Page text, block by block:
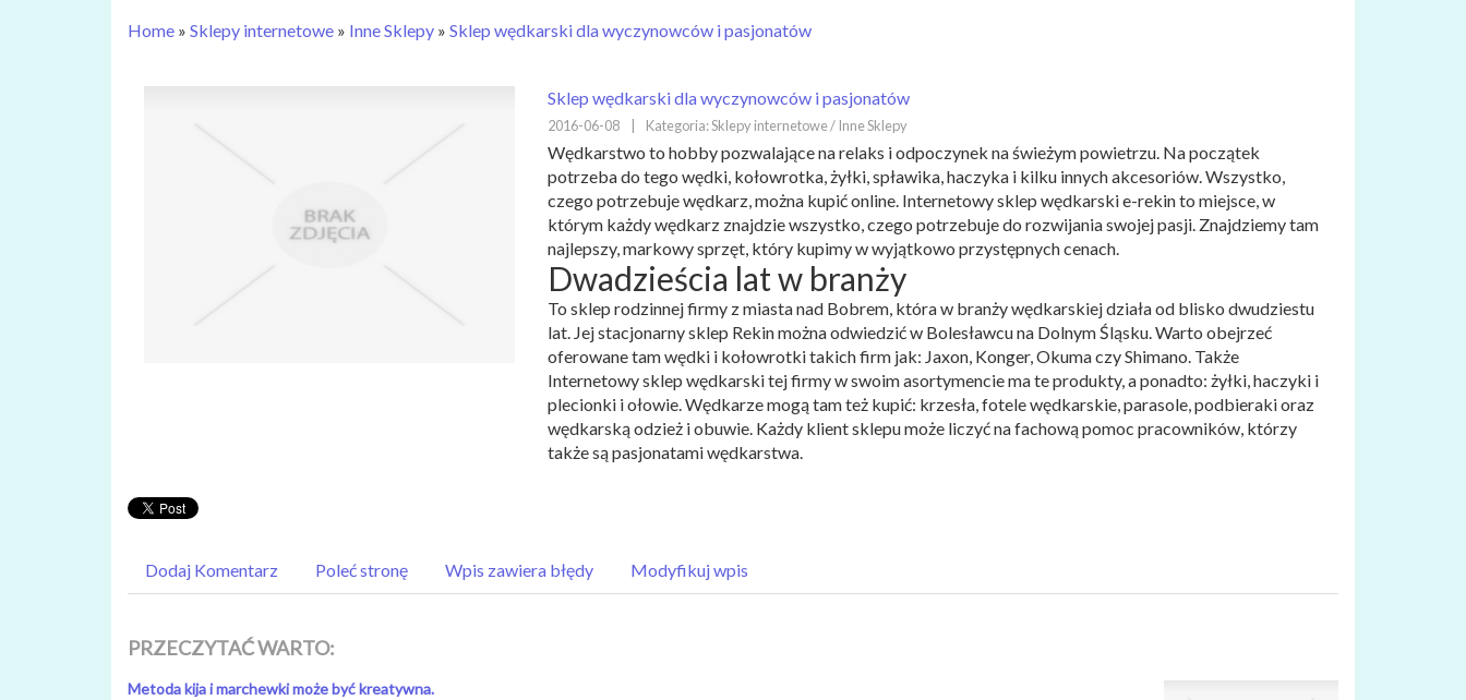
Home » Sklepy internetowe » Inne Sklepy » Sklep wędkarski dla wyczynowców i pasjonatów
Sklep wędkarski dla wyczynowców i pasjonatów
2016-06-08 | Kategoria: Sklepy internetowe / Inne Sklepy
Wędkarstwo to hobby pozwalające na relaks i odpoczynek na świeżym powietrzu. Na początek
potrzeba do tego wędki, kołowrotka, żyłki, spławika, haczyka i kilku innych akcesoriów. Wszystko,
czego potrzebuje wędkarz, można kupić online. Internetowy sklep wędkarski e-rekin to miejsce, w
którym każdy wędkarz znajdzie wszystko, czego potrzebuje do rozwijania swojej pasji. Znajdziemy tam
najlepszy, markowy sprzęt, który kupimy w wyjątkowo przystępnych cenach.
Dwadzieścia lat w branży
To sklep rodzinnej firmy z miasta nad Bobrem, która w branży wędkarskiej działa od blisko dwudziestu
lat. Jej stacjonarny sklep Rekin można odwiedzić w Bolesławcu na Dolnym Śląsku. Warto obejrzeć
oferowane tam wędki i kołowrotki takich firm jak: Jaxon, Konger, Okuma czy Shimano. Także
Internetowy sklep wędkarski tej firmy w swoim asortymencie ma te produkty, a ponadto: żyłki, haczyki i
plecionki i ołowie. Wędkarze mogą tam też kupić: krzesła, fotele wędkarskie, parasole, podbieraki oraz
wędkarską odzież i obuwie. Każdy klient sklepu może liczyć na fachową pomoc pracowników, którzy
także są pasjonatami wędkarstwa.
Dodaj Komentarz Poleć stronę Wpis zawiera błędy Modyfikuj wpis
PRZECZYTAĆ WARTO:
Metoda kija i marchewki może być kreatywna.